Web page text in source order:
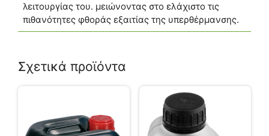
λειτουργίας του. μειώνοντας στο ελάχιστο τις
πιθανότητες φθοράς εξαιτίας της υπερθέρμανσης.
Σχετικά προϊόντα